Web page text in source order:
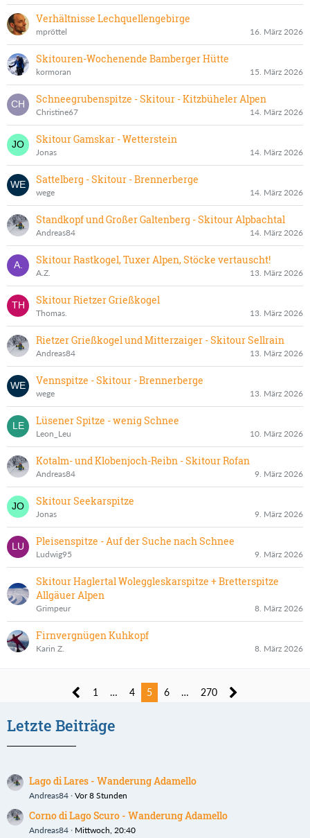
Verhältnisse Lechquellengebirge
mpröttel 16. März 2026
Skitouren-Wochenende Bamberger Hütte
kormoran 15. März 2026
Schneegrubenspitze - Skitour - Kitzbüheler Alpen
Christine67 14. März 2026
Skitour Gamskar - Wetterstein
Jonas 14. März 2026
Sattelberg - Skitour - Brennerberge
wege 14. März 2026
Standkopf und Großer Galtenberg - Skitour Alpbachtal
Andreas84 14. März 2026
Skitour Rastkogel, Tuxer Alpen, Stöcke vertauscht!
A.Z. 13. März 2026
Skitour Rietzer Grießkogel
Thomas. 13. März 2026
Rietzer Grießkogel und Mitterzaiger - Skitour Sellrain
Andreas84 13. März 2026
Vennspitze - Skitour - Brennerberge
wege 13. März 2026
Lüsener Spitze - wenig Schnee
Leon_Leu 10. März 2026
Kotalm- und Klobenjoch-Reibn - Skitour Rofan
Andreas84 9. März 2026
Skitour Seekarspitze
Jonas 9. März 2026
Pleisenspitze - Auf der Suche nach Schnee
Ludwig95 9. März 2026
Skitour Haglertal Woleggleskarspitze + Bretterspitze
Allgäuer Alpen
Grimpeur 8. März 2026
Firnvergnügen Kuhkopf
Karin Z. 8. März 2026
1 … 4 5 6 … 270
Letzte Beiträge
Lago di Lares - Wanderung Adamello
Andreas84 Vor 8 Stunden
Corno di Lago Scuro - Wanderung Adamello
Andreas84 Mittwoch, 20:40